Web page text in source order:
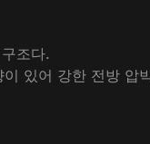
조다.
있어 강한 전방 압